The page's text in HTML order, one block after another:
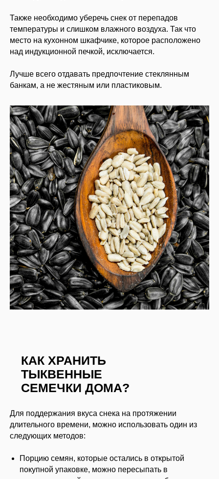
Также необходимо уберечь снек от перепадов
температуры и слишком влажного воздуха. Так что
место на кухонном шкафчике, которое расположено
над индукционной печкой, исключается.
Лучше всего отдавать предпочтение стеклянным
банкам, а не жестяным или пластиковым.
КАК ХРАНИТЬ
ТЫКВЕННЫЕ
СЕМЕЧКИ ДОМА?
Для поддержания вкуса снека на протяжении
длительного времени, можно использовать один из
следующих методов:
Порцию семян, которые остались в открытой
покупной упаковке, можно пересыпать в